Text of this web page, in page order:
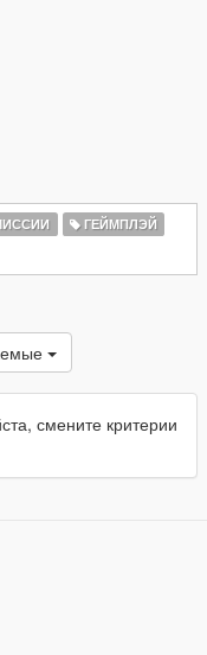
ГЕЙМПЛЭЙ
смените критерии